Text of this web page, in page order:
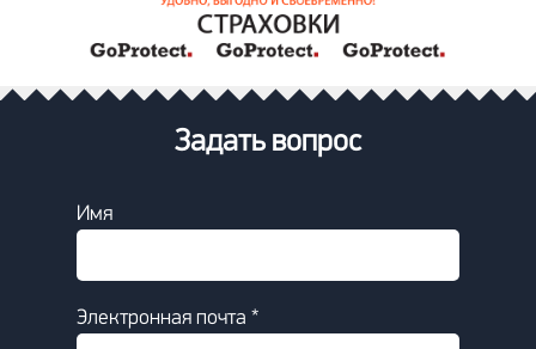
Задать вопрос
Имя
Электронная почта *